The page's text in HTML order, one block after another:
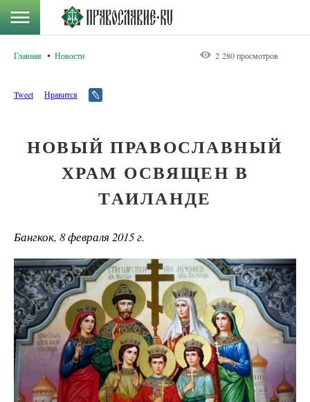
Главная Новости 2 280 просмотров
Tweet Нравится
НОВЫЙ ПРАВОСЛАВНЫЙ
ХРАМ ОСВЯЩЕН В
ТАИЛАНДЕ
Бангкок, 8 февраля 2015 г.